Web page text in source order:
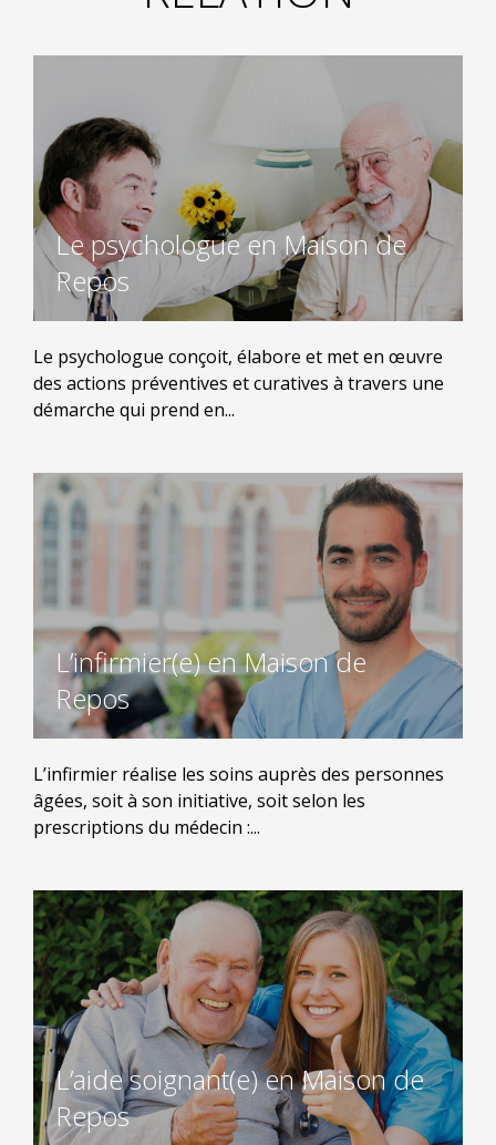
Le psychologue en Maison de
Repos
Le psychologue conçoit, élabore et met en œuvre
des actions préventives et curatives à travers une
démarche qui prend en...
L’infirmier(e) en Maison de
Repos
L’infirmier réalise les soins auprès des personnes
âgées, soit à son initiative, soit selon les
prescriptions du médecin :...
L’aide soignant(e) en Maison de
Repos